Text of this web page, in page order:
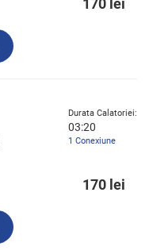
170 lei
Durata Calatoriei:
03:20
1 Conexiune
170 lei